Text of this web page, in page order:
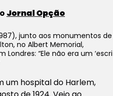
Jornal Opção
junto aos monumentos de
no Albert Memorial,
Londres: “Ele não era um
um hospital do Harlem,